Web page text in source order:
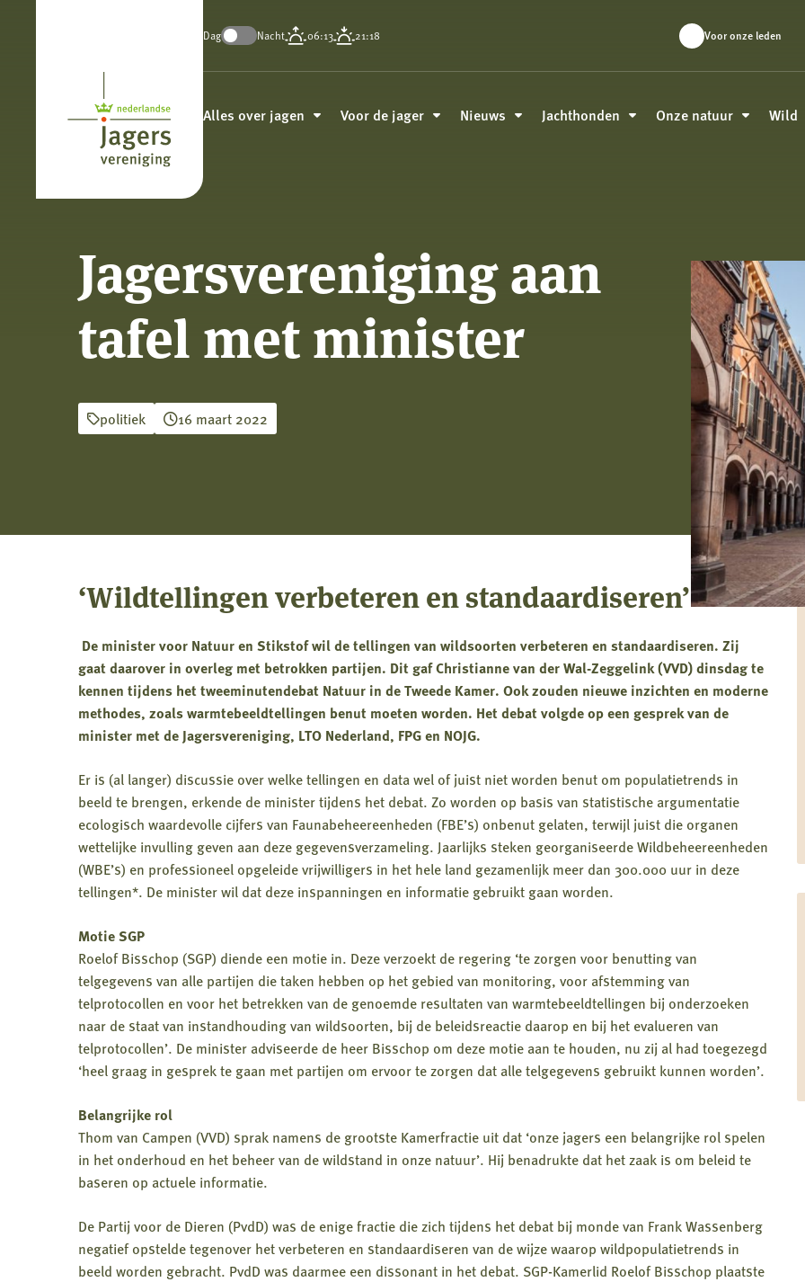
Nederlandse
Jagersvereniging
Dag Nacht 06:13 21:18 Voor onze leden
Alles over jagen Voor de jager Nieuws Jachthonden Onze natuur Wild
Jagersvereniging aan
tafel met minister
politiek 16 maart 2022
‘Wildtellingen verbeteren en standaardiseren’
De minister voor Natuur en Stikstof wil de tellingen van wildsoorten verbeteren en standaardiseren. Zij
gaat daarover in overleg met betrokken partijen. Dit gaf Christianne van der Wal-Zeggelink (VVD) dinsdag te
kennen tijdens het tweeminutendebat Natuur in de Tweede Kamer. Ook zouden nieuwe inzichten en moderne
methodes, zoals warmtebeeldtellingen benut moeten worden. Het debat volgde op een gesprek van de
minister met de Jagersvereniging, LTO Nederland, FPG en NOJG.
Er is (al langer) discussie over welke tellingen en data wel of juist niet worden benut om populatietrends in
beeld te brengen, erkende de minister tijdens het debat. Zo worden op basis van statistische argumentatie
ecologisch waardevolle cijfers van Faunabeheereenheden (FBE’s) onbenut gelaten, terwijl juist die organen
wettelijke invulling geven aan deze gegevensverzameling. Jaarlijks steken georganiseerde Wildbeheereenheden
(WBE’s) en professioneel opgeleide vrijwilligers in het hele land gezamenlijk meer dan 300.000 uur in deze
tellingen*. De minister wil dat deze inspanningen en informatie gebruikt gaan worden.
Motie SGP
Roelof Bisschop (SGP) diende een motie in. Deze verzoekt de regering ‘te zorgen voor benutting van
telgegevens van alle partijen die taken hebben op het gebied van monitoring, voor afstemming van
telprotocollen en voor het betrekken van de genoemde resultaten van warmtebeeldtellingen bij onderzoeken
naar de staat van instandhouding van wildsoorten, bij de beleidsreactie daarop en bij het evalueren van
telprotocollen’. De minister adviseerde de heer Bisschop om deze motie aan te houden, nu zij al had toegezegd
‘heel graag in gesprek te gaan met partijen om ervoor te zorgen dat alle telgegevens gebruikt kunnen worden’.
Belangrijke rol
Thom van Campen (VVD) sprak namens de grootste Kamerfractie uit dat ‘onze jagers een belangrijke rol spelen
in het onderhoud en het beheer van de wildstand in onze natuur’. Hij benadrukte dat het zaak is om beleid te
baseren op actuele informatie.
De Partij voor de Dieren (PvdD) was de enige fractie die zich tijdens het debat bij monde van Frank Wassenberg
negatief opstelde tegenover het verbeteren en standaardiseren van de wijze waarop wildpopulatietrends in
beeld worden gebracht. PvdD was daarmee een dissonant in het debat. SGP-Kamerlid Roelof Bisschop plaatste